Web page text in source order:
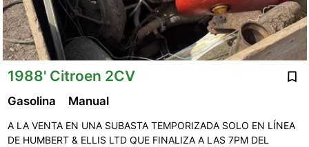
1988' Citroen 2CV
Gasolina Manual
A LA VENTA EN UNA SUBASTA TEMPORIZADA SOLO EN LÍNEA
DE HUMBERT & ELLIS LTD QUE FINALIZA A LAS 7PM DEL